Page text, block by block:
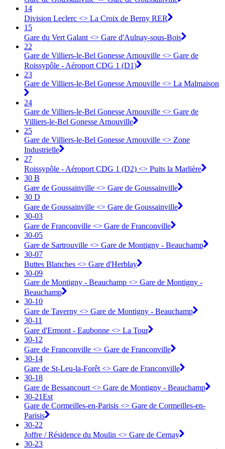
14
Division Leclerc <> La Croix de Berny RER
15
Gare du Vert Galant <> Gare d'Aulnay-sous-Bois
22
Gare de Villiers-le-Bel Gonesse Arnouville <> Gare de
Roissypôle - Aéroport CDG 1 (D1)
23
Gare de Villiers-le-Bel Gonesse Arnouville <> La Malmaison
24
Gare de Villiers-le-Bel Gonesse Arnouville <> Gare de
Villiers-le-Bel Gonesse Arnouville
25
Gare de Villiers-le-Bel Gonesse Arnouville <> Zone
Industrielle
27
Roissypôle - Aéroport CDG 1 (D2) <> Puits la Marlière
30 B
Gare de Goussainville <> Gare de Goussainville
30 D
Gare de Goussainville <> Gare de Goussainville
30-03
Gare de Franconville <> ︎Gare de Franconville
30-05
Gare de Sartrouville <> ︎Gare de Montigny - Beauchamp
30-07
Buttes Blanches <> ︎Gare d'Herblay
30-09
Gare de Montigny - Beauchamp <> ︎Gare de Montigny -
Beauchamp
30-10
Gare de Taverny <> ︎Gare de Montigny - Beauchamp
30-11
Gare d'Ermont - Eaubonne <> ︎La Tour
30-12
Gare de Franconville <> ︎Gare de Franconville
30-14
Gare de St-Leu-la-Forêt <> ︎Gare de Franconville
30-18
Gare de Bessancourt <> ︎Gare de Montigny - Beauchamp
30-21Est
Gare de Cormeilles-en-Parisis <> ︎Gare de Cormeilles-en-
Parisis
30-22
Joffre / Résidence du Moulin <> ︎Gare de Cernay
30-23